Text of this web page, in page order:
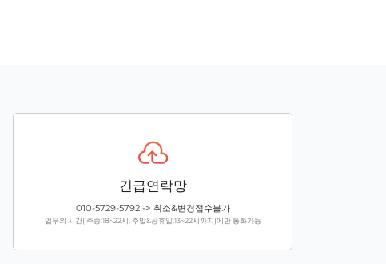
긴급연락망
010-5729-5792-> 취소&변경접수불가
업무외 시간( 주중:18~22시, 주말&공휴일:13~22시까지)에만 통화가능